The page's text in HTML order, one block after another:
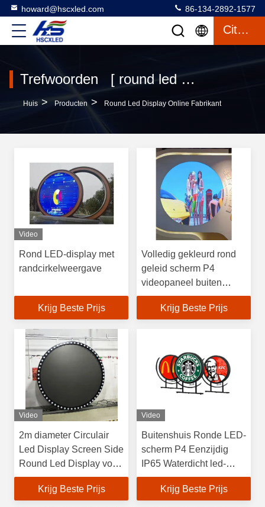
howard@hscxled.com 86-134-2892-1577
Citaat
Trefwoorden [ round led display ] wedstrijd 90 producten
Huis > Producten > Round Led Display Online Fabrikant
Video
Rond LED-display met
randcirkelweergave
Krijg Beste Prijs
Volledig gekleurd rond
geleid scherm P4
videopaneel buiten
IP38-IP65 rating
Krijg Beste Prijs
Video
2m diameter Circulair
Led Display Screen Side
Round Led Display voor
buitenreclame
Krijg Beste Prijs
Video
Buitenshuis Ronde LED-
scherm P4 Eenzijdig
IP65 Waterdicht led-
scherm
Krijg Beste Prijs